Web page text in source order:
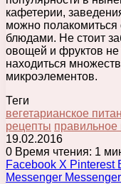
кафетерии,
можно полакомиться
блюдами. Не стоит
овощей и фруктов не
находиться
микроэлементов.
Теги
вегетарианское
рецепты правильное
19.02.2016
0 Время чтения: 1
Facebook X Pinterest
Messenger Messenger